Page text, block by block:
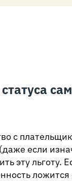
с
если
эту льготу.